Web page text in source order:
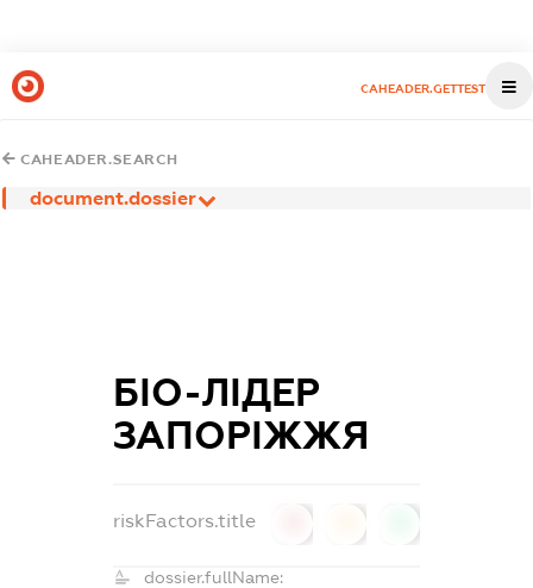
CAHEADER.GETTEST
CAHEADER.SEARCH
document.dossier
БІО-ЛІДЕР
ЗАПОРІЖЖЯ
riskFactors.title
dossier.fullName: